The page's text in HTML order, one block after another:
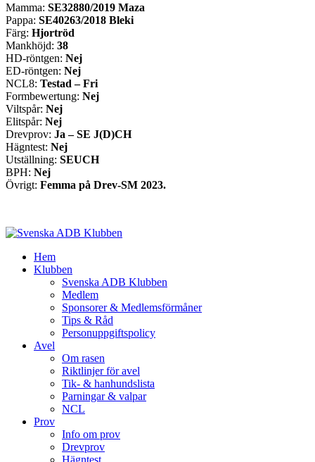
Mamma: SE32880/2019 Maza
Pappa: SE40263/2018 Bleki
Färg: Hjortröd
Mankhöjd: 38
HD-röntgen: Nej
ED-röntgen: Nej
NCL8: Testad – Fri
Formbewertung: Nej
Viltspår: Nej
Elitspår: Nej
Drevprov: Ja – SE J(D)CH
Hägntest: Nej
Utställning: SEUCH
BPH: Nej
Övrigt: Femma på Drev-SM 2023.
Hem
Klubben
Svenska ADB Klubben
Medlem
Sponsorer & Medlemsförmåner
Tips & Råd
Personuppgiftspolicy
Avel
Om rasen
Riktlinjer för avel
Tik- & hanhundslista
Parningar & valpar
NCL
Prov
Info om prov
Drevprov
Hägntest